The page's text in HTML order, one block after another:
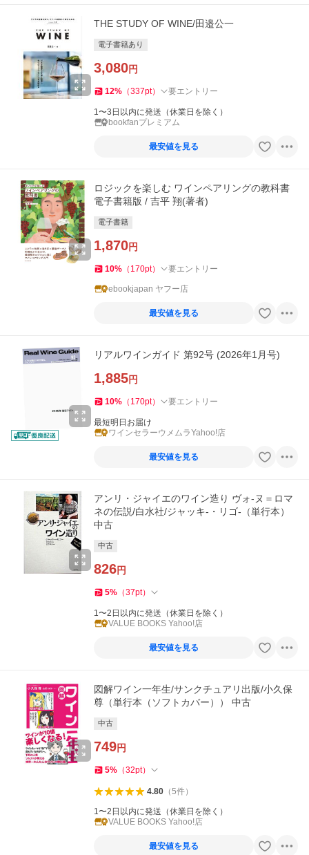
THE STUDY OF WINE/田邉公一
電子書籍あり
3,080円
12% （337pt） 要エントリー
1〜3日以内に発送（休業日を除く）
bookfanプレミアム
最安値を見る
ロジックを楽しむ ワインペアリングの教科書
電子書籍版 / 吉平 翔(著者)
電子書籍
1,870円
10% （ 170pt） 要エントリー
ebookjapan ヤフー店
最安値を見る
リアルワインガイド 第92号 (2026年1月号)
1,885円
10% （ 170pt） 要エントリー
最短明日お届け
ワインセラーウメムラYahoo!店
最安値を見る
アンリ・ジャイエのワイン造り ヴォ-ヌ＝ロマ
ネの伝説/白水社/ジャッキ-・リゴ-（単行本）
中古
中古
826円
5% （37pt）
1〜2日以内に発送（休業日を除く）
VALUE BOOKS Yahoo!店
最安値を見る
図解ワイン一年生/サンクチュアリ出版/小久保
尊（単行本（ソフトカバー）） 中古
中古
749円
5% （32pt）
4.80（5件）
1〜2日以内に発送（休業日を除く）
VALUE BOOKS Yahoo!店
最安値を見る